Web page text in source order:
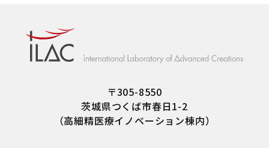
〒305-8550
茨城県つくば市春日1-2
（高細精医療イノベーション棟内）